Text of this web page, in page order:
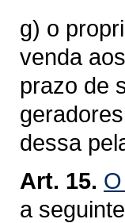
g) o
venda
prazo de
dessa
Art. 15.
a